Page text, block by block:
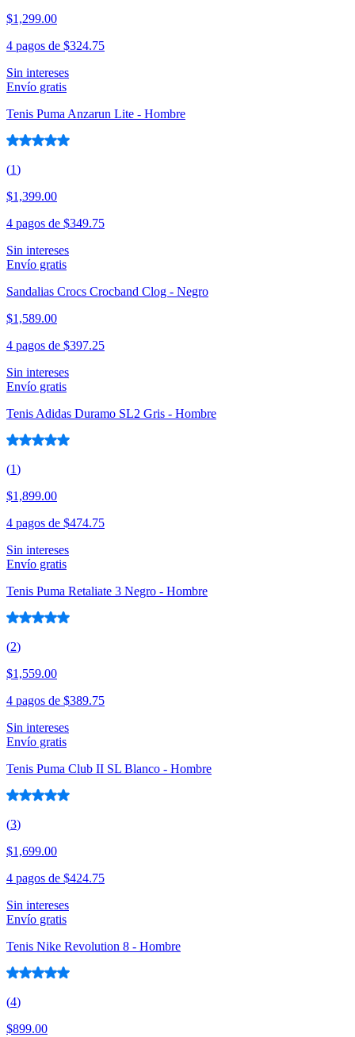
$1,299.00
4 pagos de $324.75
Sin intereses
Envío gratis
Tenis Puma Anzarun Lite - Hombre
(1)
$1,399.00
4 pagos de $349.75
Sin intereses
Envío gratis
Sandalias Crocs Crocband Clog - Negro
$1,589.00
4 pagos de $397.25
Sin intereses
Envío gratis
Tenis Adidas Duramo SL2 Gris - Hombre
(1)
$1,899.00
4 pagos de $474.75
Sin intereses
Envío gratis
Tenis Puma Retaliate 3 Negro - Hombre
(2)
$1,559.00
4 pagos de $389.75
Sin intereses
Envío gratis
Tenis Puma Club II SL Blanco - Hombre
(3)
$1,699.00
4 pagos de $424.75
Sin intereses
Envío gratis
Tenis Nike Revolution 8 - Hombre
(4)
$899.00